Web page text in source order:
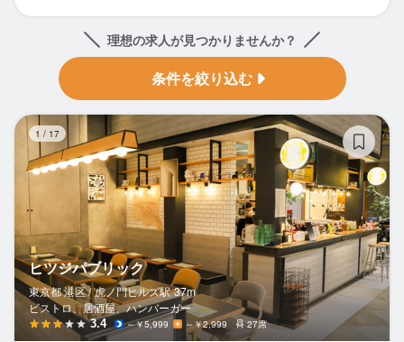
理想の求人が見つかりませんか？
条件を絞り込む
1 / 17
ヒツジパブリック
東京都 港区 / 虎ノ門ヒルズ駅 37m
ビストロ、居酒屋、ハンバーガー
3.4 ～￥5,999 ～￥2,999 27席